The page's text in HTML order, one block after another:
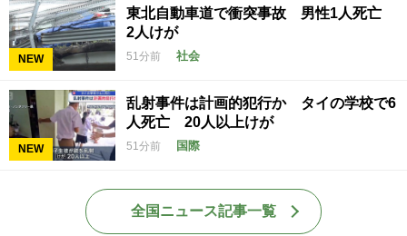
NEW
東北自動車道で衝突事故 男性1人死亡
2人けが
51分前 社会
NEW
乱射事件は計画的犯行か タイの学校で6
人死亡 20人以上けが
51分前 国際
全国ニュース記事一覧